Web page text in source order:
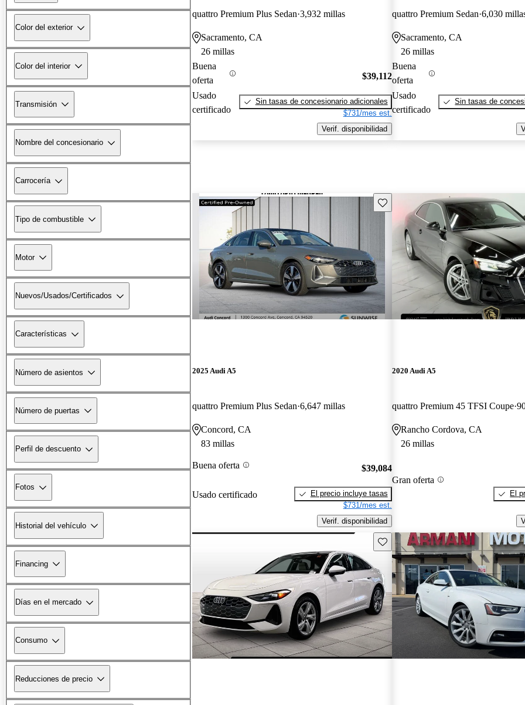
Color del exterior
Color del interior
Transmisión
Nombre del concesionario
Carrocería
Tipo de combustible
Motor
Nuevos/Usados/Certificados
Características
Número de asientos
Número de puertas
Perfil de descuento
Fotos
Historial del vehículo
Financing
Días en el mercado
Consumo
Reducciones de precio
quattro Premium Plus Sedan 3,932 millas
Sacramento, CA
26 millas
Buena
oferta
Usado
certificado
$39,112
Sin tasas de concesionario adicionales
$731/mes est.
Verif. disponibilidad
quattro Premium Sedan 6,030
Sacramento, CA
26 millas
Buena
oferta
Usado
certificado
Sin tasas de
Guarda este Aviso
2025 Audi A5
quattro Premium Plus Sedan 6,647 millas
Concord, CA
83 millas
Buena oferta
Usado certificado
$39,084
El precio incluye tasas
$731/mes est.
Verif. disponibilidad
2020 Audi A5
quattro Premium 45 TFSI Coupe
Rancho Cordova, CA
26 millas
Gran oferta
El
Guarda este Aviso